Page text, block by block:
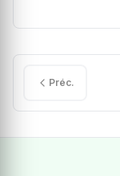
Préc.